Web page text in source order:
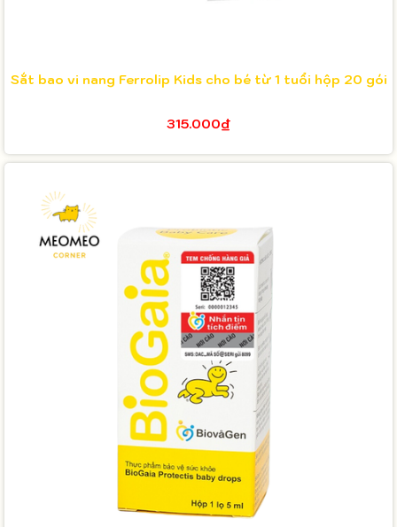
Sắt bao vi nang Ferrolip Kids cho bé từ 1 tuổi hộp 20 gói
315.000₫